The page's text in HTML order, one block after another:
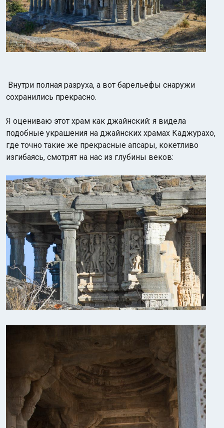
Внутри полная разруха, а вот барельефы снаружи
сохранились прекрасно.
Я оцениваю этот храм как джайнский: я видела
подобные украшения на джайнских храмах Каджурахо,
где точно такие же прекрасные апсары, кокетливо
изгибаясь, смотрят на нас из глубины веков: